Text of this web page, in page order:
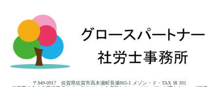
〒849-0917 佐賀県佐賀市高木瀬町長瀬865-1 メゾン・ド・TAX Ⅶ 301